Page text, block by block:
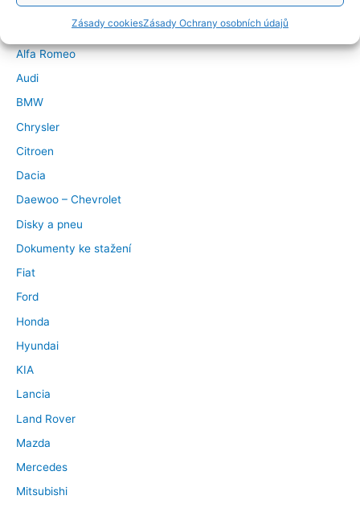
Zásady cookiesZásady Ochrany osobních údajů
Značky vozidel
Alfa Romeo
Audi
BMW
Chrysler
Citroen
Dacia
Daewoo – Chevrolet
Disky a pneu
Dokumenty ke stažení
Fiat
Ford
Honda
Hyundai
KIA
Lancia
Land Rover
Mazda
Mercedes
Mitsubishi